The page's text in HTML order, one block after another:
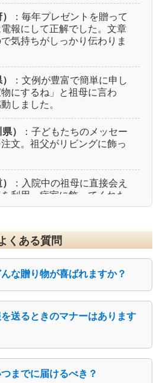
：毎年プレゼントを贈って
報にして正解でした。文章
気持ちがしっかり伝わりま
：文例が豊富で簡単に申し
にするね」と祖母に言わ
しました。
）
：子どもたちのメッセー
文。祖父がリビングに飾っ
：入院中の祖母に直接会え
利用。病室に飾ってくれた
た。
）：お花付きの電報を贈りま
るい気持ちになれた」と喜
物として自信を持って贈れ
くある質問
な贈り物が喜ばれますか？
送るときのマナーはあります
までに届けるべき？